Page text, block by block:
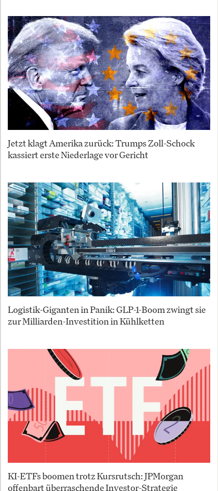
Jetzt klagt Amerika zurück: Trumps Zoll-Schock
kassiert erste Niederlage vor Gericht
Logistik-Giganten in Panik: GLP-1-Boom zwingt sie
zur Milliarden-Investition in Kühlketten
KI-ETFs boomen trotz Kursrutsch: JPMorgan
offenbart überraschende Investor-Strategie